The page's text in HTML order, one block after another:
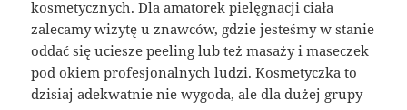
kosmetycznych. Dla amatorek pielęgnacji ciała
zalecamy wizytę u znawców, gdzie jesteśmy w stanie
oddać się uciesze peeling lub też masaży i maseczek
pod okiem profesjonalnych ludzi. Kosmetyczka to
dzisiaj adekwatnie nie wygoda, ale dla dużej grupy